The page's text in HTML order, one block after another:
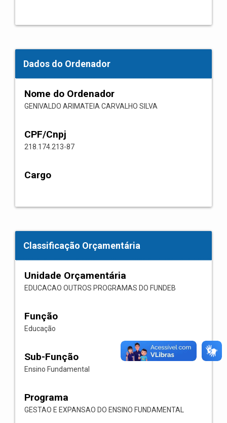
Dados do Ordenador
Nome do Ordenador
GENIVALDO ARIMATEIA CARVALHO SILVA
CPF/Cnpj
218.174.213-87
Cargo
Classificação Orçamentária
Unidade Orçamentária
EDUCACAO OUTROS PROGRAMAS DO FUNDEB
Função
Educação
Sub-Função
Ensino Fundamental
Programa
GESTAO E EXPANSAO DO ENSINO FUNDAMENTAL